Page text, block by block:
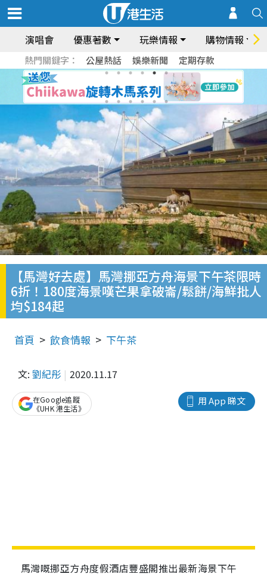
演唱會 優惠著數 玩樂情報 購物情報
熱門關鍵字： 公屋熱話 娛樂新聞 定期存款
【馬灣好去處】馬灣挪亞方舟海景下午茶限時
6折！180度海景嘆芒果拿破崙/鬆餅/海鮮批人
均$184起
首頁 飲食情報 下午茶
文: 劉紀彤 2020.11.17
用 App 睇文
在Google追蹤
《UHK 港生活》
馬灣嘅挪亞方舟度假酒店豐盛閣推出最新海景下午